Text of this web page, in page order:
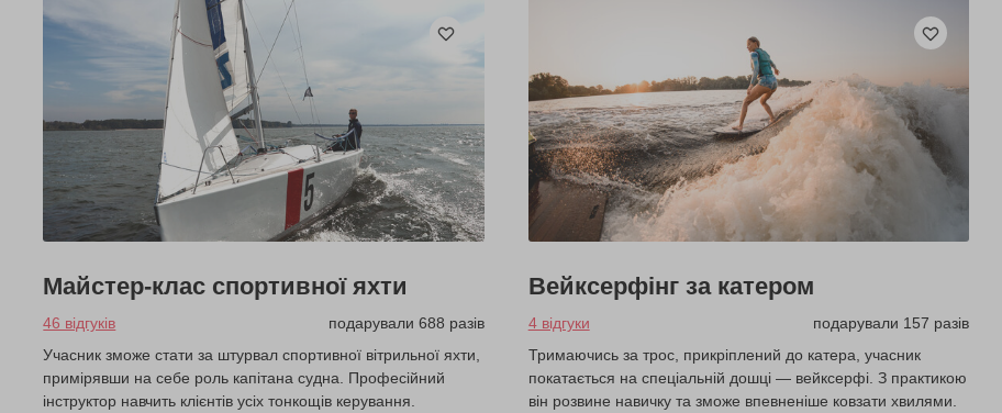
Майстер-клас спортивної яхти
46 відгуків
подарували 688 разів
Учасник зможе стати за штурвал спортивної вітрильної яхти,
примірявши на себе роль капітана судна. Професійний
інструктор навчить клієнтів усіх тонкощів керування.
Вейксерфінг за катером
4 відгуки
подарували 157 разів
Тримаючись за трос, прикріплений до катера, учасник
покатається на спеціальній дошці — вейксерфі. З практикою
він розвине навичку та зможе впевненіше ковзати хвилями.